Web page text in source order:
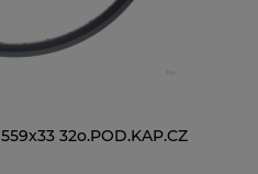
32o.POD.KAP.CZ
ogniw / 9- rzędowy +